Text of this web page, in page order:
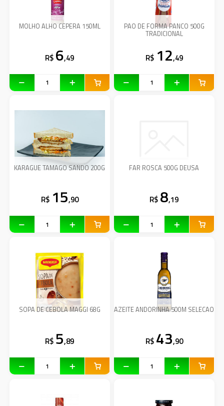
MOLHO ALHO CEPERA 150ML
R$ 6,49
PAO DE FORMA PANCO 500G
TRADICIONAL
R$ 12,49
KARAGUE TAMAGO SANDO 200G
R$ 15,90
FAR ROSCA 500G DEUSA
R$ 8,19
SOPA DE CEBOLA MAGGI 68G
R$ 5,89
AZEITE ANDORINHA 500M SELECAO
R$ 43,90